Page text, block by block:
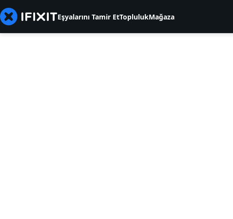
Eşyalarını Tamir EtToplulukMağaza